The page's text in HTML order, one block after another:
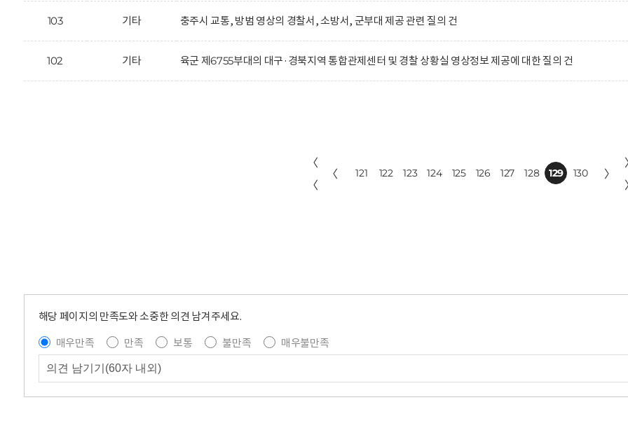
103 기타 충주시 교통, 방범 영상의 경찰서, 소방서, 군부대 제공 관련 질의 건
102 기타 육군 제6755부대의 대구·경북지역 통합관제센터 및 경찰 상황실 영상정보 제공에 대한 질의 건
〈
〈
〈 121 122 123 124 125 126 127 128 129 130 〉
해당 페이지의 만족도와 소중한 의견 남겨주세요.
매우만족
만족 보통 불만족
매우불만족